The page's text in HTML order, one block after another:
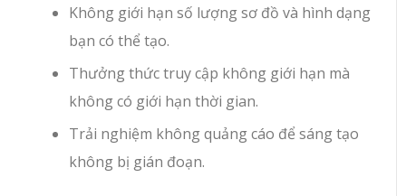
Không giới hạn số lượng sơ đồ và hình dạng
bạn có thể tạo.
Thưởng thức truy cập không giới hạn mà
không có giới hạn thời gian.
Trải nghiệm không quảng cáo để sáng tạo
không bị gián đoạn.